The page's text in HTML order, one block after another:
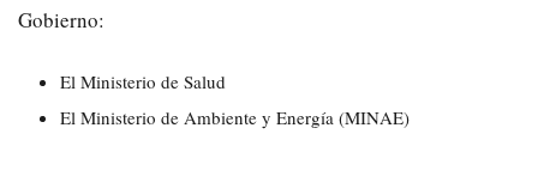
Gobierno:
​El Ministerio de Salud
​El Ministerio de Ambiente y Energía (MINAE)